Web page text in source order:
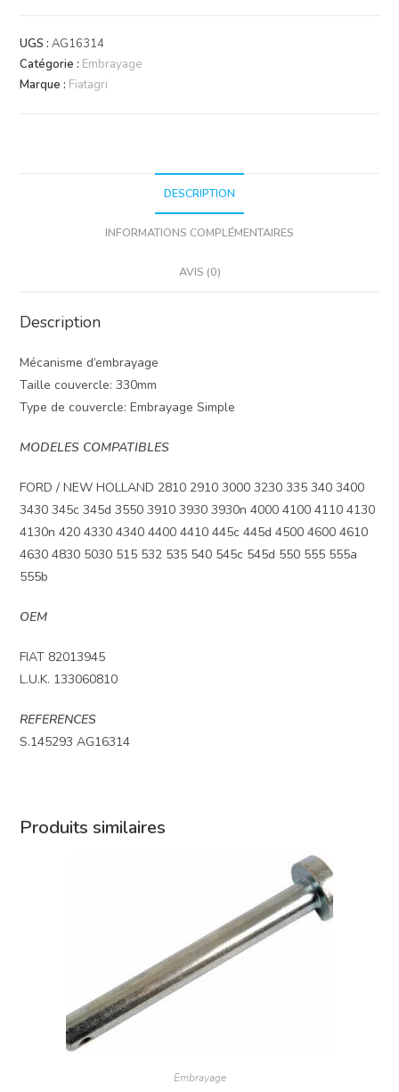
d'embrayage
UGS :AG16314
Catégorie : Embrayage
Marque : Fiatagri
DESCRIPTION
INFORMATIONS COMPLÉMENTAIRES
AVIS (0)
Description
Mécanisme d’embrayage
Taille couvercle: 330mm
Type de couvercle: Embrayage Simple
MODELES COMPATIBLES
FORD / NEW HOLLAND 2810 2910 3000 3230 335 340 3400
3430 345c 345d 3550 3910 3930 3930n 4000 4100 4110 4130
4130n 420 4330 4340 4400 4410 445c 445d 4500 4600 4610
4630 4830 5030 515 532 535 540 545c 545d 550 555 555a
555b
OEM
FIAT 82013945
L.U.K. 133060810
REFERENCES
S.145293 AG16314
Produits similaires
Embrayage